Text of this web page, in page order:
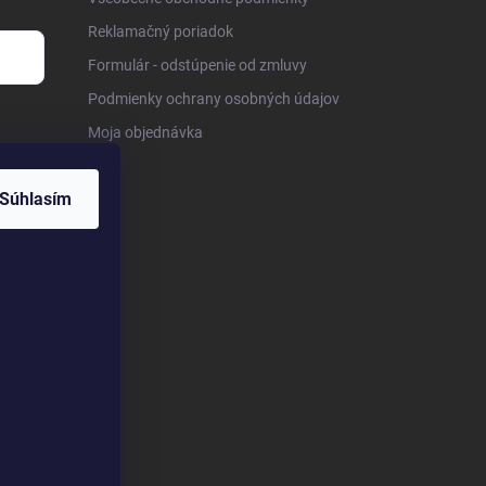
Súhlasím
Reklamačný poriadok
Formulár - odstúpenie od zmluvy
Podmienky ochrany osobných údajov
Moja objednávka